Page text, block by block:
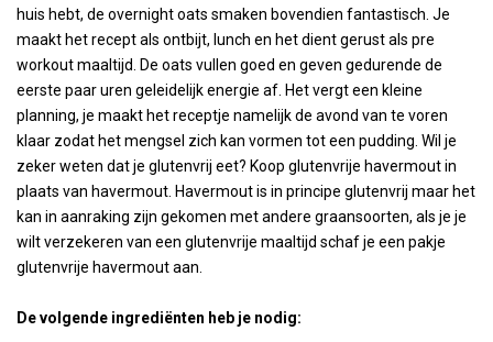
huis hebt, de overnight oats smaken bovendien fantastisch. Je
maakt het recept als ontbijt, lunch en het dient gerust als pre
workout maaltijd. De oats vullen goed en geven gedurende de
eerste paar uren geleidelijk energie af. Het vergt een kleine
planning, je maakt het receptje namelijk de avond van te voren
klaar zodat het mengsel zich kan vormen tot een pudding. Wil je
zeker weten dat je glutenvrij eet? Koop glutenvrije havermout in
plaats van havermout. Havermout is in principe glutenvrij maar het
kan in aanraking zijn gekomen met andere graansoorten, als je je
wilt verzekeren van een glutenvrije maaltijd schaf je een pakje
glutenvrije havermout aan.
De volgende ingrediënten heb je nodig: